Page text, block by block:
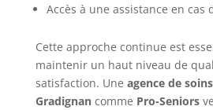
Accès à une assistance en cas
Cette approche continue est
maintenir un haut niveau de
satisfaction. Une agence de
Gradignancomme Pro-Seniors